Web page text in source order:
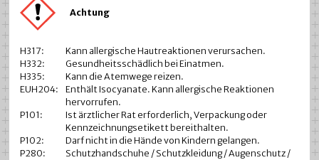
Achtung
H317:
Kann allergische Hautreaktionen verursachen.
H332:
Gesundheitsschädlich bei Einatmen.
H335:
Kann die Atemwege reizen.
EUH204:
Enthält Isocyanate. Kann allergische Reaktionen
hervorrufen.
P101:
Ist ärztlicher Rat erforderlich, Verpackung oder
Kennzeichnungsetikett bereithalten.
P102:
Darf nicht in die Hände von Kindern gelangen.
P280:
Schutzhandschuhe / Schutzkleidung / Augenschutz /